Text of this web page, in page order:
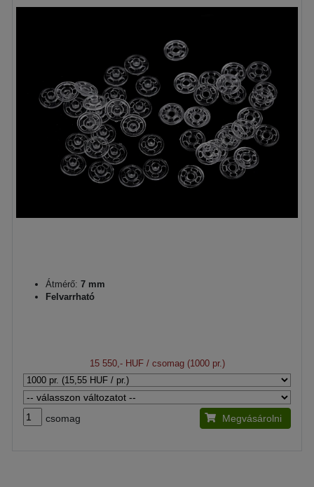
Átmérő: 7 mm
Felvarrható
15 550,- HUF/ csomag (1000 pr.)
csomag Megvásárolni